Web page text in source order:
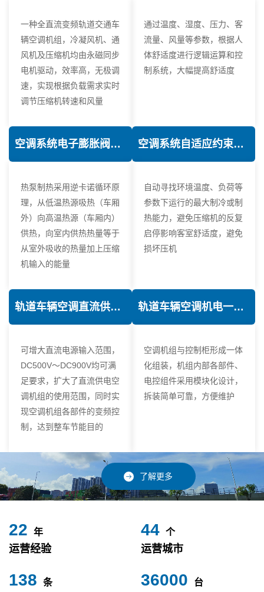
一种全直流变频轨道交通车
辆空调机组，冷凝风机、通
风机及压缩机均由永磁同步
电机驱动，效率高，无极调
速，实现根据负载需求实时
调节压缩机转速和风量
通过温度、湿度、压力、客
流量、风量等参数，根据人
体舒适度进行逻辑运算和控
制系统，大幅提高舒适度
空调系统电子膨胀阀热力学优化技术
热泵制热采用逆卡诺循环原
理，从低温热源吸热（车厢
外）向高温热源（车厢内）
供热，向室内供热热量等于
从室外吸收的热量加上压缩
机输入的能量
空调系统自适应约束控制技术
自动寻找环境温度、负荷等
参数下运行的最大制冷或制
热能力，避免压缩机的反复
启停影响客室舒适度，避免
损坏压机
轨道车辆空调直流供电技术
可增大直流电源输入范围，
DC500V～DC900V均可满
足要求，扩大了直流供电空
调机组的使用范围，同时实
现空调机组各部件的变频控
制，达到整车节能目的
轨道车辆空调机电一体化技术
空调机组与控制柜形成一体
化组装，机组内部各部件、
电控组件采用模块化设计，
拆装简单可靠，方便维护
了解更多
24 年
运营经验
49 个
运营城市
153 条 40000 台